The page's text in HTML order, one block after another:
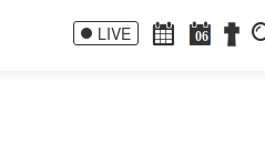
LIVE 06